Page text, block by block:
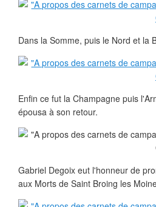
Dans la Somme, puis le Nord et la
Enfin ce fut la Champagne puis
épousa à son retour.
Gabriel Degoix eut l'honneur de
aux Morts de Saint Broing les